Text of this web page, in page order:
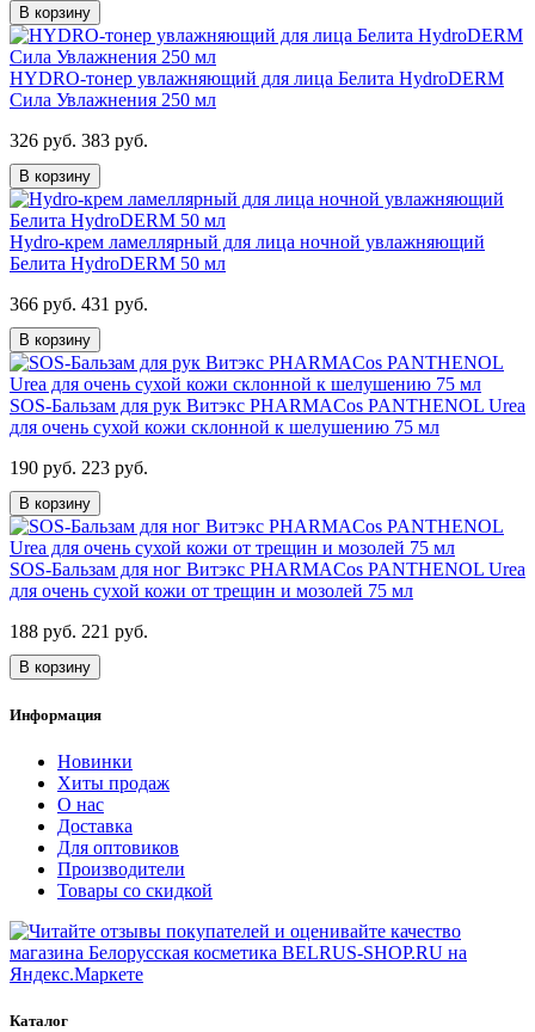
В корзину
HYDRO-тонер увлажняющий для лица Белита HydroDERM
Сила Увлажнения 250 мл
326 руб. 383 руб.
В корзину
Hydro-крем ламеллярный для лица ночной увлажняющий
Белита HydroDERM 50 мл
366 руб. 431 руб.
В корзину
SOS-Бальзам для рук Витэкс PHARMACos PANTHENOL Urea
для очень сухой кожи склонной к шелушению 75 мл
190 руб. 223 руб.
В корзину
SOS-Бальзам для ног Витэкс PHARMACos PANTHENOL Urea
для очень сухой кожи от трещин и мозолей 75 мл
188 руб. 221 руб.
В корзину
Информация
Новинки
Хиты продаж
О нас
Доставка
Для оптовиков
Производители
Товары со скидкой
Каталог